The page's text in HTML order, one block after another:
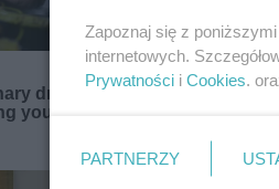
Zapoznaj się z
internetowych.
Prywatności i Cookies.
PARTNERZY